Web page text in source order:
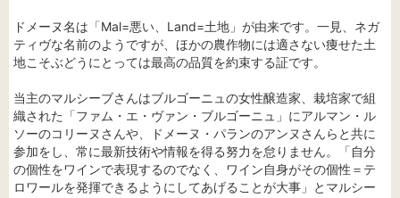
ドメーヌ名は「Mal=悪い、Land=土地」が由来です。一見、ネガ
ティヴな名前のようですが、ほかの農作物には適さない痩せた土
地こそぶどうにとっては最高の品質を約束する証です。
当主のマルシーブさんはブルゴーニュの女性醸造家、栽培家で組
織された「ファム・エ・ヴァン・ブルゴーニュ」にアルマン・ル
ソーのコリーヌさんや、ドメーヌ・パランのアンヌさんらと共に
参加をし、常に最新技術や情報を得る努力を怠りません。「自分
の個性をワインで表現するのでなく、ワイン自身がその個性＝テ
ロワールを発揮できるようにしてあげることが大事」とマルシー